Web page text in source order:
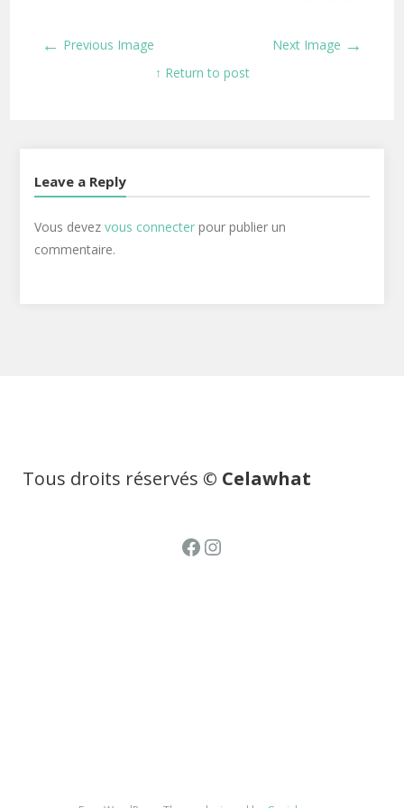
← Previous Image Next Image →
↑ Return to post
Leave a Reply
Vous devez vous connecterpour publier un
commentaire.
Tous droits réservés © Celawhat
Facebook
Instagram